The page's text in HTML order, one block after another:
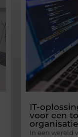
IT-
voor een
organisatie
In een wereld